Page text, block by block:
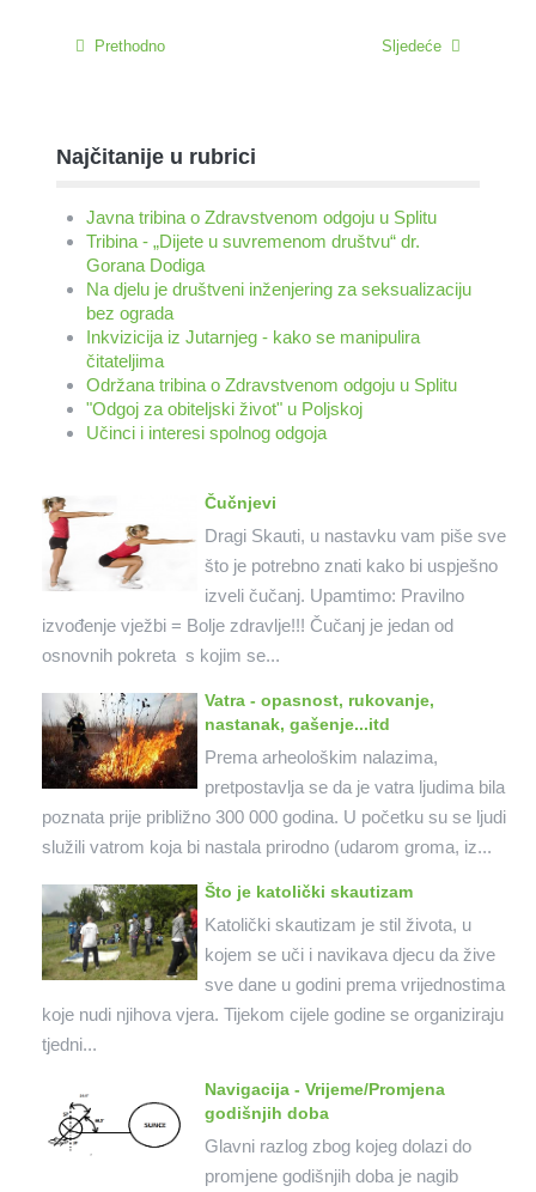
Prethodno Sljedeće
Najčitanije u rubrici
Javna tribina o Zdravstvenom odgoju u Splitu
Tribina - „Dijete u suvremenom društvu“ dr.
Gorana Dodiga
Na djelu je društveni inženjering za seksualizaciju
bez ograda
Inkvizicija iz Jutarnjeg - kako se manipulira
čitateljima
Održana tribina o Zdravstvenom odgoju u Splitu
"Odgoj za obiteljski život" u Poljskoj
Učinci i interesi spolnog odgoja
Čučnjevi
Dragi Skauti, u nastavku vam piše sve
što je potrebno znati kako bi uspješno
izveli čučanj. Upamtimo: Pravilno
izvođenje vježbi = Bolje zdravlje!!! Čučanj je jedan od
osnovnih pokreta s kojim se...
Vatra - opasnost, rukovanje,
nastanak, gašenje...itd
Prema arheološkim nalazima,
pretpostavlja se da je vatra ljudima bila
poznata prije približno 300 000 godina. U početku su se ljudi
služili vatrom koja bi nastala prirodno (udarom groma, iz...
Što je katolički skautizam
Katolički skautizam je stil života, u
kojem se uči i navikava djecu da žive
sve dane u godini prema vrijednostima
koje nudi njihova vjera. Tijekom cijele godine se organiziraju
tjedni...
Navigacija - Vrijeme/Promjena
godišnjih doba
Glavni razlog zbog kojeg dolazi do
promjene godišnjih doba je nagib